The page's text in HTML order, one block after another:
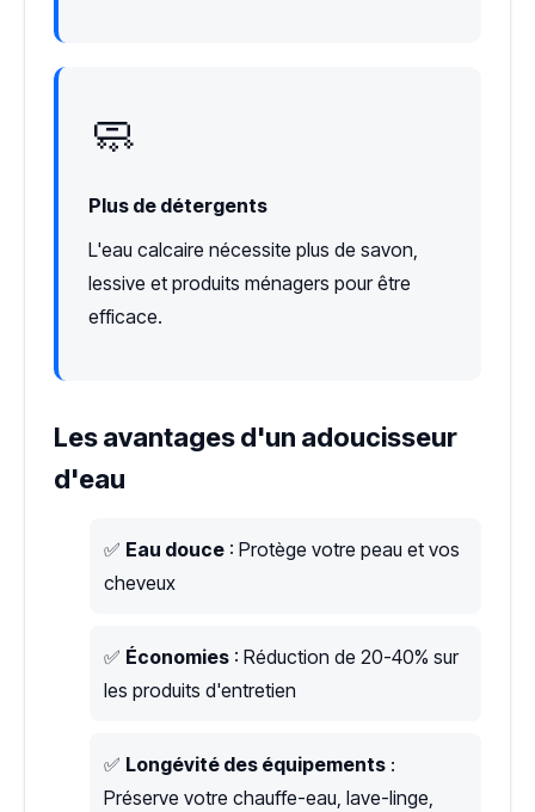
🧼
Plus de détergents
L'eau calcaire nécessite plus de savon,
lessive et produits ménagers pour être
efficace.
Les avantages d'un adoucisseur
d'eau
✅ Eau douce : Protège votre peau et vos
cheveux
✅ Économies : Réduction de 20-40% sur
les produits d'entretien
✅ Longévité des équipements :
Préserve votre chauffe-eau, lave-linge,